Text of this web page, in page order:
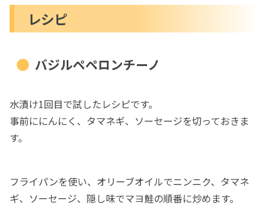
レシピ
バジルペペロンチーノ
水漬け1回目で試したレシピです。
事前ににんにく、タマネギ、ソーセージを切っておきま
す。
フライパンを使い、オリーブオイルでニンニク、タマネ
ギ、ソーセージ、隠し味でマヨ鮭の順番に炒めます。